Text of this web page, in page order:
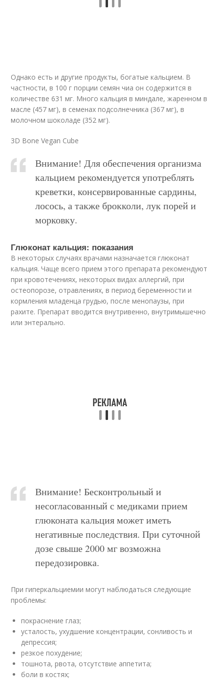
Однако есть и другие продукты, богатые кальцием. В
частности, в 100 г порции семян чиа он содержится в
количестве 631 мг. Много кальция в миндале, жаренном в
масле (457 мг), в семенах подсолнечника (367 мг), в
молочном шоколаде (352 мг).
3D Bone Vegan Cube
Внимание! Для обеспечения организма
кальцием рекомендуется употреблять
креветки, консервированные сардины,
лосось, а также брокколи, лук порей и
морковку.
Глюконат кальция: показания
В некоторых случаях врачами назначается глюконат
кальция. Чаще всего прием этого препарата рекомендуют
при кровотечениях, некоторых видах аллергий, при
остеопорозе, отравлениях, в период беременности и
кормления младенца грудью, после менопаузы, при
рахите. Препарат вводится внутривенно, внутримышечно
или энтерально.
Внимание! Бесконтрольный и
несогласованный с медиками прием
глюконата кальция может иметь
негативные последствия. При суточной
дозе свыше 2000 мг возможна
передозировка.
При гиперкальциемии могут наблюдаться следующие
проблемы:
покраснение глаз;
усталость, ухудшение концентрации, сонливость и
депрессия;
резкое похудение;
тошнота, рвота, отсутствие аппетита;
боли в костях;